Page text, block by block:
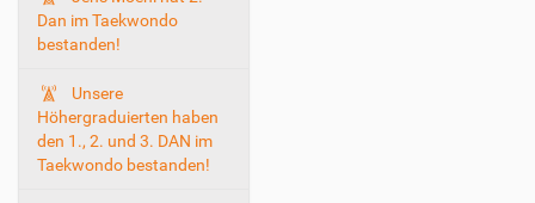
Dan im Taekwondo
bestanden!
Unsere
Höhergraduierten haben
den 1., 2. und 3. DAN im
Taekwondo bestanden!